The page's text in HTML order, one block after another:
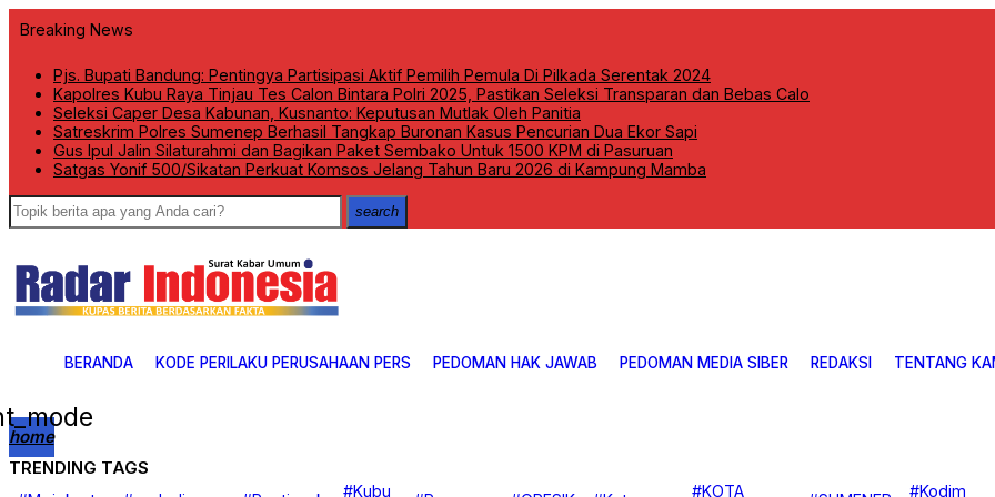
Breaking News
Pjs. Bupati Bandung: Pentingya Partisipasi Aktif Pemilih Pemula Di Pilkada Serentak 2024
Kapolres Kubu Raya Tinjau Tes Calon Bintara Polri 2025, Pastikan Seleksi Transparan dan Bebas Calo
Seleksi Caper Desa Kabunan, Kusnanto: Keputusan Mutlak Oleh Panitia
Satreskrim Polres Sumenep Berhasil Tangkap Buronan Kasus Pencurian Dua Ekor Sapi
Gus Ipul Jalin Silaturahmi dan Bagikan Paket Sembako Untuk 1500 KPM di Pasuruan
Satgas Yonif 500/Sikatan Perkuat Komsos Jelang Tahun Baru 2026 di Kampung Mamba
search
BERANDA KODE PERILAKU PERUSAHAAN PERS PEDOMAN HAK JAWAB PEDOMAN MEDIA SIBER REDAKSI TENTANG
home
TRENDING TAGS
#Kubu
#KOTA
#Kodim